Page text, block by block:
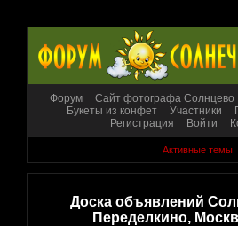
Форум Сайт фотографа Солнцево
Букеты из конфет
Участники
Регистрация
Войти
Активные темы
Доска объявлений
Переделкино,